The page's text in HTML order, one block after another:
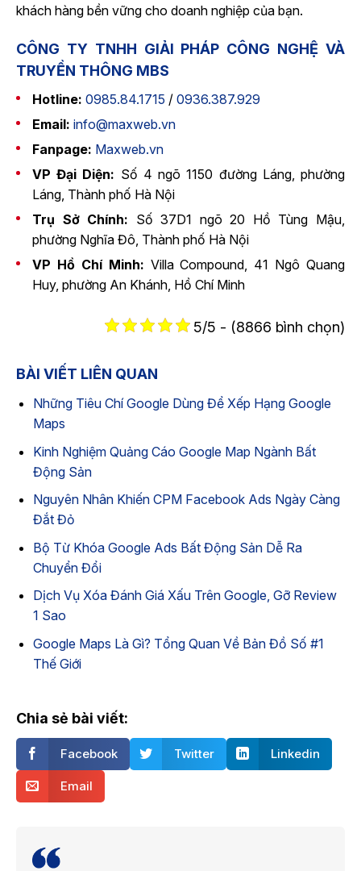
khách hàng bền vững cho doanh nghiệp của bạn.
CÔNG TY TNHH GIẢI PHÁP CÔNG NGHỆ VÀ
TRUYỀN THÔNG MBS
Hotline: 0985.84.1715 / 0936.387.929
Email: info@maxweb.vn
Fanpage: Maxweb.vn
VP Đại Diện: Số 4 ngõ 1150 đường Láng, phường
Láng, Thành phố Hà Nội
Trụ Sở Chính: Số 37D1 ngõ 20 Hồ Tùng Mậu,
phường Nghĩa Đô, Thành phố Hà Nội
VP Hồ Chí Minh: Villa Compound, 41 Ngô Quang
Huy, phường An Khánh, Hồ Chí Minh
5/5 - (8866 bình chọn)
BÀI VIẾT LIÊN QUAN
Những Tiêu Chí Google Dùng Để Xếp Hạng Google
Maps
Kinh Nghiệm Quảng Cáo Google Map Ngành Bất
Động Sản
Nguyên Nhân Khiến CPM Facebook Ads Ngày Càng
Đắt Đỏ
Bộ Từ Khóa Google Ads Bất Động Sản Dễ Ra
Chuyển Đổi
Dịch Vụ Xóa Đánh Giá Xấu Trên Google, Gỡ Review
1 Sao
Google Maps Là Gì? Tổng Quan Về Bản Đồ Số #1
Thế Giới
Chia sẻ bài viết:
Facebook Twitter Linkedin
Email